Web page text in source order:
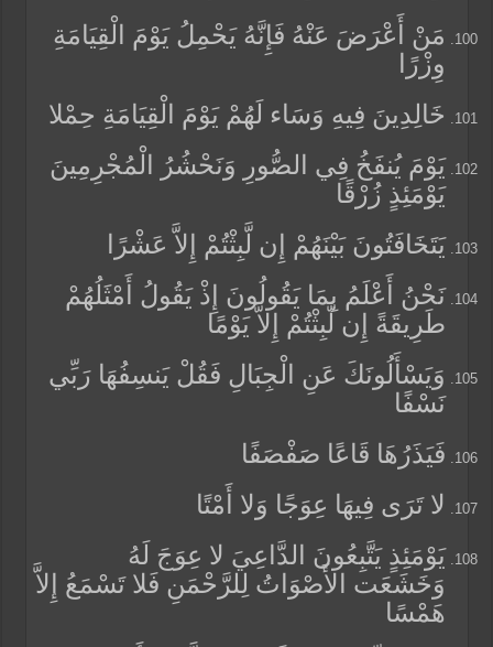
مَنْ أَعْرَضَ عَنْهُ فَإِنَّهُ يَحْمِلُ يَوْمَ الْقِيَامَةِ
وِزْرًا
خَالِدِينَ فِيهِ وَسَاء لَهُمْ يَوْمَ الْقِيَامَةِ حِمْلا
يَوْمَ يُنفَخُ فِي الصُّورِ وَنَحْشُرُ الْمُجْرِمِينَ
يَوْمَئِذٍ زُرْقًا
يَتَخَافَتُونَ بَيْنَهُمْ إِن لَّبِثْتُمْ إِلاَّ عَشْرًا
نَحْنُ أَعْلَمُ بِمَا يَقُولُونَ إِذْ يَقُولُ أَمْثَلُهُمْ
طَرِيقَةً إِن لَّبِثْتُمْ إِلاَّ يَوْمًا
وَيَسْأَلُونَكَ عَنِ الْجِبَالِ فَقُلْ يَنسِفُهَا رَبِّي
نَسْفًا
فَيَذَرُهَا قَاعًا صَفْصَفًا
لا تَرَى فِيهَا عِوَجًا وَلا أَمْتًا
يَوْمَئِذٍ يَتَّبِعُونَ الدَّاعِيَ لا عِوَجَ لَهُ
وَخَشَعَت الأَصْوَاتُ لِلرَّحْمَنِ فَلا تَسْمَعُ إِلاَّ
هَمْسًا